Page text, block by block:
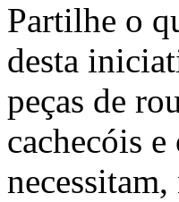
Partilhe o
desta
peças de
cachecóis